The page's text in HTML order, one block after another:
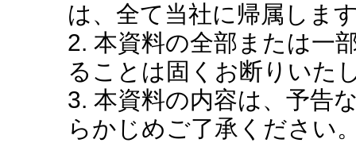
は、全て当社に帰属しま
2. 本資料の全部または一
ることは固くお断りいた
3. 本資料の内容は、予告
らかじめご了承ください